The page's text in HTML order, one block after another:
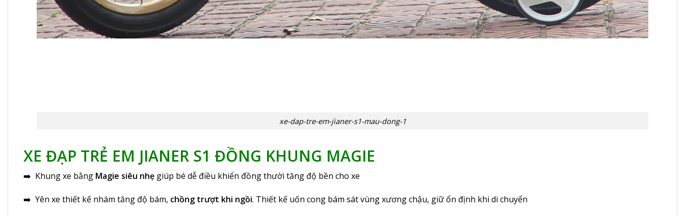
xe-dap-tre-em-jianer-s1-mau-dong-1
XE ĐẠP TRẺ EM JIANER S1 ĐỒNG KHUNG MAGIE
➡️ Khung xe bằng Magie siêu nhẹ giúp bé dễ điều khiển đồng thười tăng độ bền cho xe
➡️ Yên xe thiết kế nhám tăng độ bám, chồng trượt khi ngồi. Thiết kế uốn cong bám sát vùng xương chậu, giữ ổn định khi di chuyển